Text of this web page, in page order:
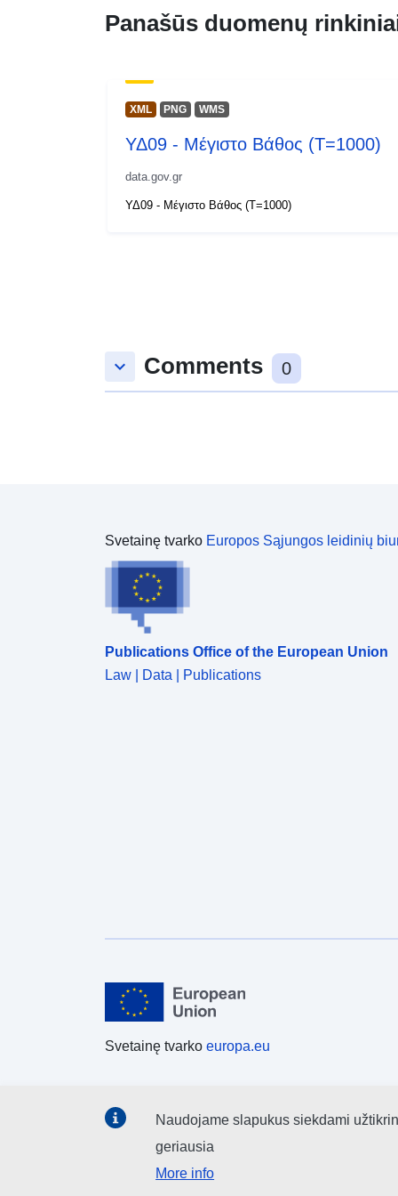
Panašūs duomenų
XML PNG WMS
ΥΔ09 - Μέγιστο Βάθος (T=1000)
data.gov.gr
ΥΔ09 - Μέγιστο Βάθος (T=1000)
keyboard_arrow_down Comments 0
Svetainę tvarko Europos Sąjungos leidinių
Publications Office of the European Union
Law | Data | Publications
Svetainę tvarko europa.eu
Naudojame slapukus siekdami
geriausia
More info